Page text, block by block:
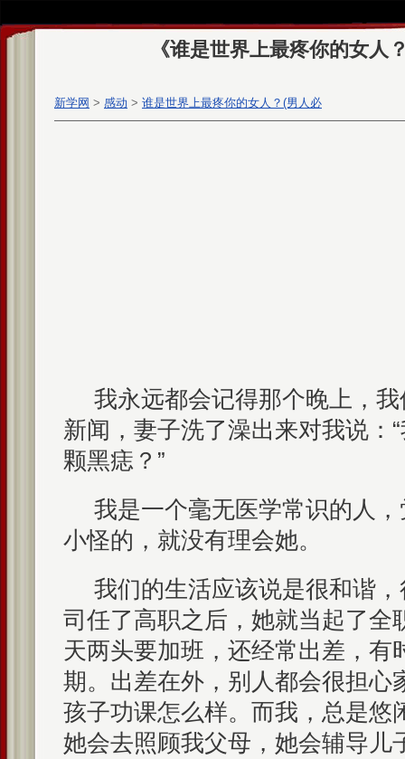
《谁是世界上最疼你的女人
新学网 > 感动 > 谁是世界上最疼你的女人？(男人必
我永远都会记得那个晚上，
新闻，妻子洗了澡出来对我说：
颗黑痣？”
我是一个毫无医学常识的人
小怪的，就没有理会她。
我们的生活应该说是很和谐
司任了高职之后，她就当起了全
天两头要加班，还经常出差，有
期。出差在外，别人都会很担心
孩子功课怎么样。而我，总是悠
她会去照顾我父母，她会辅导儿